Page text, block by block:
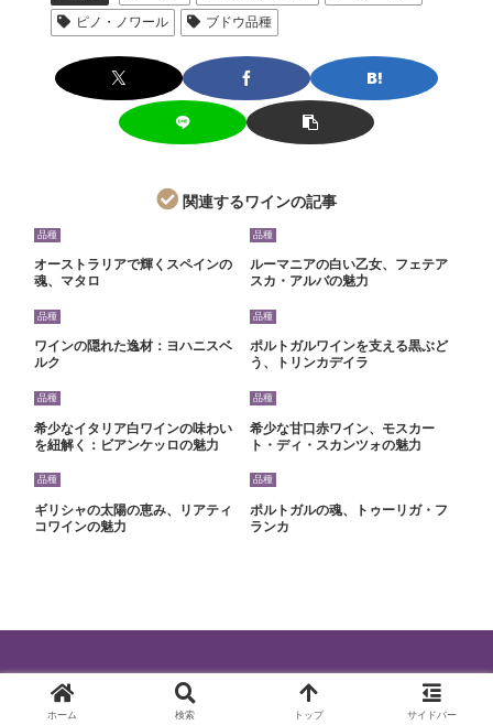
ピノ・ノワール
ブドウ品種
関連するワインの記事
品種
オーストラリアで輝くスペインの
魂、マタロ
品種
ルーマニアの白い乙女、フェテア
スカ・アルバの魅力
品種
ワインの隠れた逸材：ヨハニスベ
ルク
品種
ポルトガルワインを支える黒ぶど
う、トリンカデイラ
品種
希少なイタリア白ワインの味わい
を紐解く：ビアンケッロの魅力
品種
希少な甘口赤ワイン、モスカー
ト・ディ・スカンツォの魅力
品種
ギリシャの太陽の恵み、リアティ
コワインの魅力
品種
ポルトガルの魂、トゥーリガ・フ
ランカ
© 2024 ワインを最高に楽しむ知識.
ホーム 検索 トップ サイドバー